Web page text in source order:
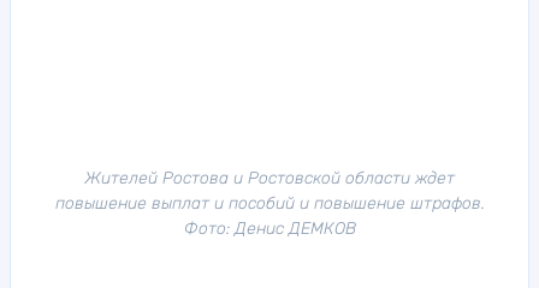
Жителей Ростова и Ростовской области ждет
повышение выплат и пособий и повышение штрафов.
Фото: Денис ДЕМКОВ